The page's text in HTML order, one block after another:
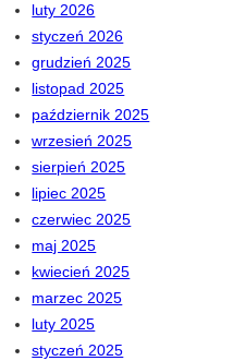
luty 2026
styczeń 2026
grudzień 2025
listopad 2025
październik 2025
wrzesień 2025
sierpień 2025
lipiec 2025
czerwiec 2025
maj 2025
kwiecień 2025
marzec 2025
luty 2025
styczeń 2025